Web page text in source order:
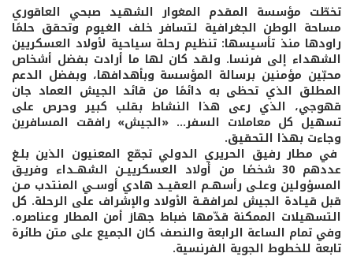
تخطّت مؤسسة المقدم المغوار الشهيد صبحي العاقوري
مساحة الوطن الجغرافية لتسافر خلف الغيوم وتحقق حلمًا
راودها منذ تأسيسها: تنظيم رحلة سياحية لأولاد العسكريين
الشهداء إلى فرنسا. ولقد كان لها ما أرادت بفضل أشخاص
محبّين مؤمنين برسالة المؤسسة وبأهدافها، وبفضل الدعم
المطلق الذي تحظى به دائمًا من قائد الجيش العماد جان
قهوجي، الذي رعى هذا النشاط بقلب كبير وحرص على
تسهيل كل معاملات السفر... «الجيش» رافقت المسافرين
وجاءت بهذا التحقيق.
في مطار رفيق الحريري الدولي تجمّع المعنيون الذين بلـغ
عددهم 30 شخصًا من أولاد العسكرييــن الشهــداء وفريـق
المسؤولين وعلـى رأسهــم العقيــد هادي أوســي المنتدب مــن
قبل قيـادة الجيش لمرافقــة الأولاد والإشراف على الرحلة. كل
التسهيلات الممكنة قدّمها ضباط جهاز أمن المطار وعناصره.
وفي تمام الساعة الرابعة والنصف كان الجميع على متن طائرة
تابعة للخطوط الجوية الفرنسية.